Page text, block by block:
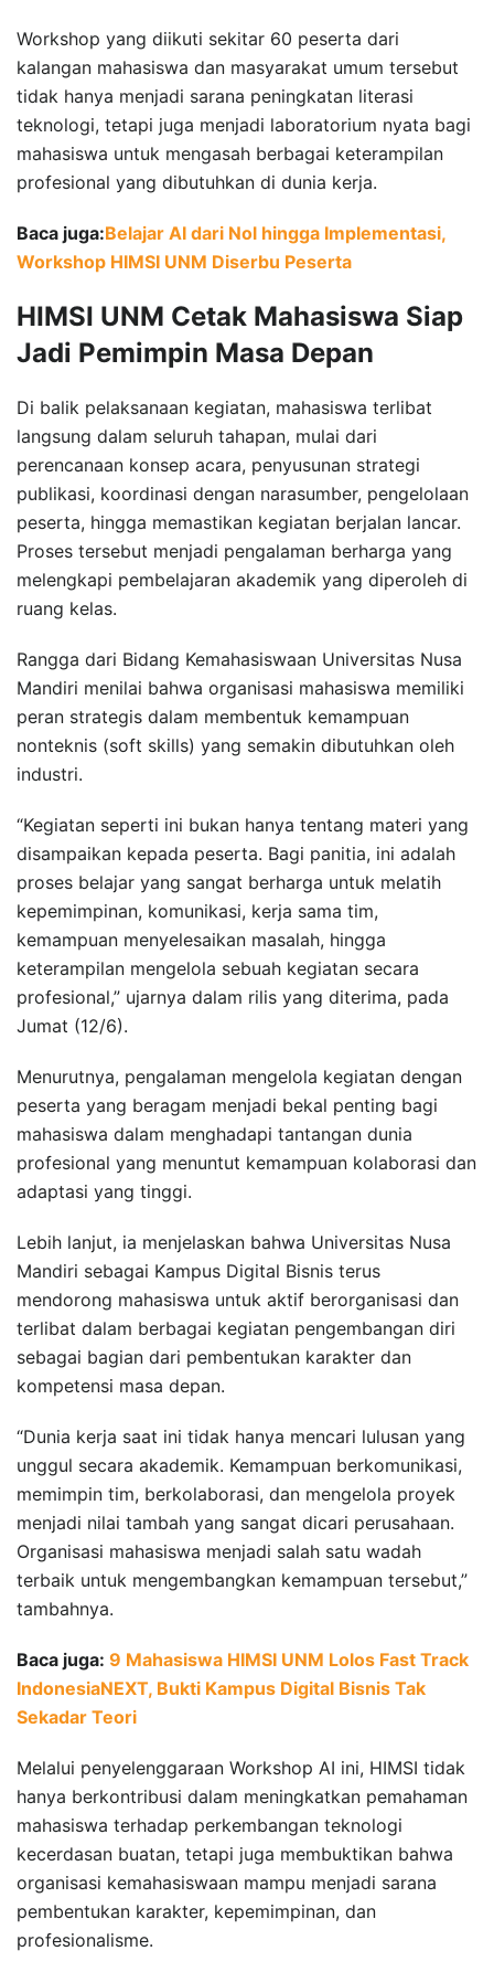
Workshop yang diikuti sekitar 60 peserta dari
kalangan mahasiswa dan masyarakat umum tersebut
tidak hanya menjadi sarana peningkatan literasi
teknologi, tetapi juga menjadi laboratorium nyata bagi
mahasiswa untuk mengasah berbagai keterampilan
profesional yang dibutuhkan di dunia kerja.
Baca juga:Belajar AI dari Nol hingga Implementasi,
Workshop HIMSI UNM Diserbu Peserta
HIMSI UNM Cetak Mahasiswa Siap
Jadi Pemimpin Masa Depan
Di balik pelaksanaan kegiatan, mahasiswa terlibat
langsung dalam seluruh tahapan, mulai dari
perencanaan konsep acara, penyusunan strategi
publikasi, koordinasi dengan narasumber, pengelolaan
peserta, hingga memastikan kegiatan berjalan lancar.
Proses tersebut menjadi pengalaman berharga yang
melengkapi pembelajaran akademik yang diperoleh di
ruang kelas.
Rangga dari Bidang Kemahasiswaan Universitas Nusa
Mandiri menilai bahwa organisasi mahasiswa memiliki
peran strategis dalam membentuk kemampuan
nonteknis (soft skills) yang semakin dibutuhkan oleh
industri.
“Kegiatan seperti ini bukan hanya tentang materi yang
disampaikan kepada peserta. Bagi panitia, ini adalah
proses belajar yang sangat berharga untuk melatih
kepemimpinan, komunikasi, kerja sama tim,
kemampuan menyelesaikan masalah, hingga
keterampilan mengelola sebuah kegiatan secara
profesional,” ujarnya dalam rilis yang diterima, pada
Jumat (12/6).
Menurutnya, pengalaman mengelola kegiatan dengan
peserta yang beragam menjadi bekal penting bagi
mahasiswa dalam menghadapi tantangan dunia
profesional yang menuntut kemampuan kolaborasi dan
adaptasi yang tinggi.
Lebih lanjut, ia menjelaskan bahwa Universitas Nusa
Mandiri sebagai Kampus Digital Bisnis terus
mendorong mahasiswa untuk aktif berorganisasi dan
terlibat dalam berbagai kegiatan pengembangan diri
sebagai bagian dari pembentukan karakter dan
kompetensi masa depan.
“Dunia kerja saat ini tidak hanya mencari lulusan yang
unggul secara akademik. Kemampuan berkomunikasi,
memimpin tim, berkolaborasi, dan mengelola proyek
menjadi nilai tambah yang sangat dicari perusahaan.
Organisasi mahasiswa menjadi salah satu wadah
terbaik untuk mengembangkan kemampuan tersebut,”
tambahnya.
Baca juga: 9 Mahasiswa HIMSI UNM Lolos Fast Track
IndonesiaNEXT, Bukti Kampus Digital Bisnis Tak
Sekadar Teori
Melalui penyelenggaraan Workshop AI ini, HIMSI tidak
hanya berkontribusi dalam meningkatkan pemahaman
mahasiswa terhadap perkembangan teknologi
kecerdasan buatan, tetapi juga membuktikan bahwa
organisasi kemahasiswaan mampu menjadi sarana
pembentukan karakter, kepemimpinan, dan
profesionalisme.